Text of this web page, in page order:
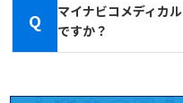
Q
マイナビコメディカ
ですか？